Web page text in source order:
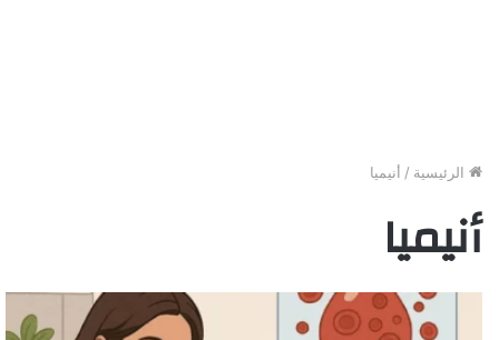
الرئيسية / أنيميا
أنيميا